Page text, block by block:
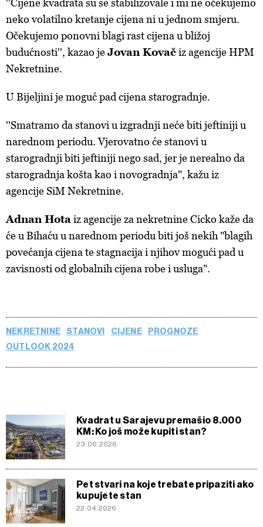
ažurirati klikom na „Prikaži detalje“. Privolu možete u bilo
kojem trenutku povući bez negativnih posljedica.
''Cijene kvadrata su se stabilizovale i mi ne očekujemo
neko volatilno kretanje cijena ni u jednom smjeru.
Očekujemo ponovni blagi rast cijena u bližoj
budućnosti'', kazao jeJovan Kovačiz agencije HPM
Nekretnine.
U Bijeljini je moguć pad cijena starogradnje.
''Smatramo da stanovi u izgradnji neće biti jeftiniji u
narednom periodu. Vjerovatno će stanovi u
starogradnji biti jeftiniji nego sad, jer je nerealno da
starogradnja košta kao i novogradnja", kažu iz
agencije SiM Nekretnine.
Adnan Hota iz agencije za nekretnine Cicko kaže da
će u Bihaću u narednom periodu biti još nekih "blagih
povećanja cijena te stagnacija i njihov mogući pad u
zavisnosti od globalnih cijena robe i usluga".
NEKRETNINE STANOVI CIJENE
PROGNOZE
OUTLOOK 2024
Kvadrat u Sarajevu premašio 8.000
KM: Ko još može kupiti stan?
23.06.2026
Pet stvari na koje trebate pripaziti ako
kupujete stan
22.04.2026